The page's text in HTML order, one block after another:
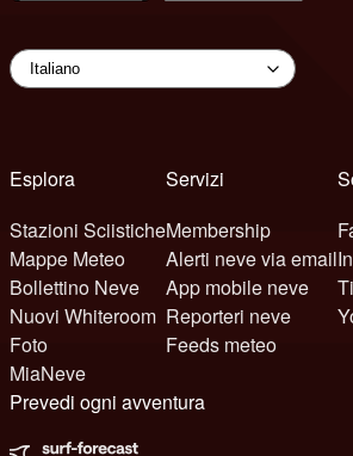
Esplora
Stazioni Sciistiche
Mappe Meteo
Bollettino Neve
Nuovi Whiteroom
Foto
MiaNeve
Servizi
Membership
Alerti neve via email
App mobile neve
Reporteri neve
Feeds meteo
Prevedi ogni avventura